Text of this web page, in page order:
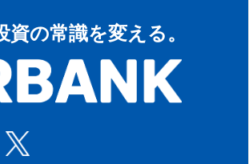
資の常識を変える。